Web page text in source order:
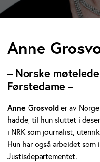
A
n
n
e
G
r
Anne
– Norske
Førstedame –
Anne Grosvolder av
hadde, til hun sluttet i
i NRK som journalist,
Hun har også arbeidet som
Justisdepartementet.